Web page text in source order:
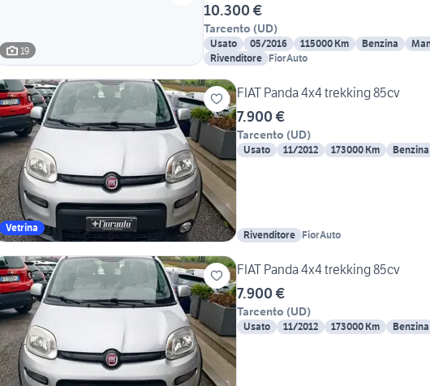
19
10.300 €
Tarcento (UD)
Usato 05/2016 115000 Km Benzina
Rivenditore FiorAuto
Vetrina
FIAT Panda 4x4 trekking 85cv
7.900 €
Tarcento (UD)
Usato 11/2012 173000 Km Benzina
Rivenditore FiorAuto
FIAT Panda 4x4 trekking 85cv
7.900 €
Tarcento (UD)
Usato 11/2012 173000 Km Benzina